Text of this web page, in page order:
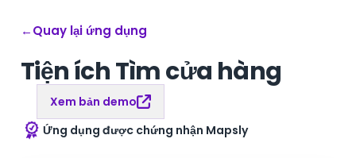
←Quay lại ứng dụng
Tiện ích Tìm cửa hàng
Xem bản demo
Ứng dụng được chứng nhận Mapsly